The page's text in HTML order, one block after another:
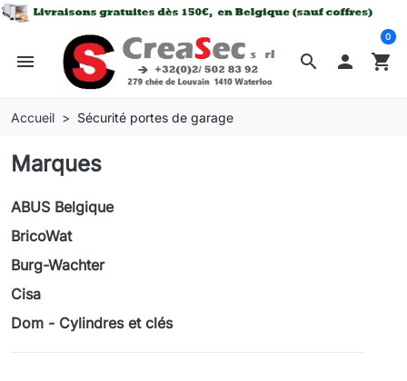
search
menu  shopping_cart
0
Accueil Sécurité portes de garage
Marques
ABUS Belgique
BricoWat
Burg-Wachter
Cisa
Dom - Cylindres et clés